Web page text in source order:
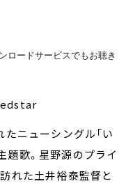
ロードサービスでもお聴き
たニューシングル「い
題歌。星野源のプライ
れた土井裕泰監督と